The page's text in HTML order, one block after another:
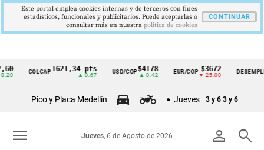
Cintillo
Colombia
COLCAP1621,34 pts USD/COP$4178
▲ 0.42
EUR/COP $3672
▼ 25.00
DESEMPLEO
▼
Pico y Placa Medellín Jueves 3 y 6 3 y 6
person search
Jueves, 6 de Agosto de 2026
menu
Este portal emplea cookies internas y de terceros con fines
estadísticos, funcionales y publicitarios. Puede aceptarlas o
consultar más en nuestra politica de cookies
CONTINUAR